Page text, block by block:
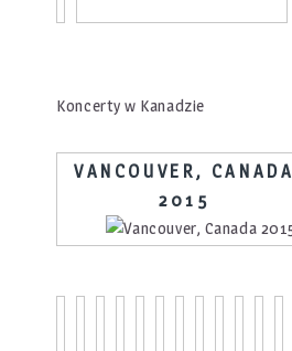
Koncerty w Kanadzie
VANCOUVER, CANADA
2015